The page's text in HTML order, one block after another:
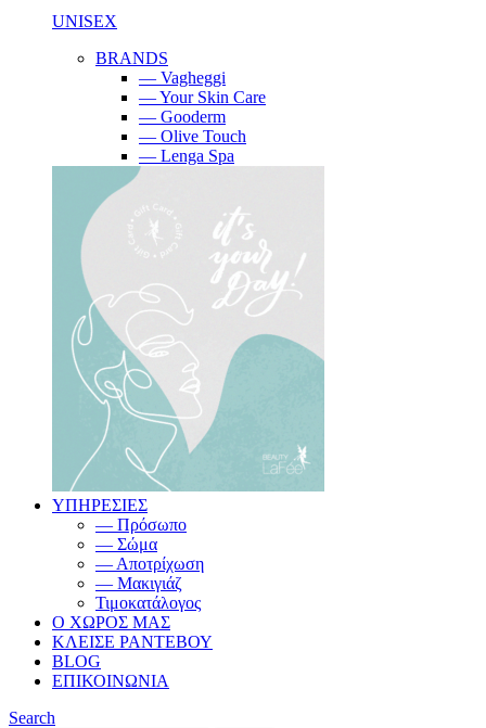
UNISEX
BRANDS
— Vagheggi
— Your Skin Care
— Gooderm
— Olive Touch
— Lenga Spa
ΥΠΗΡΕΣΙΕΣ
— Πρόσωπο
— Σώμα
— Αποτρίχωση
— Μακιγιάζ
Τιμοκατάλογος
Ο ΧΩΡΟΣ ΜΑΣ
ΚΛΕΙΣΕ ΡΑΝΤΕΒΟΥ
BLOG
ΕΠΙΚΟΙΝΩΝΙΑ
Search